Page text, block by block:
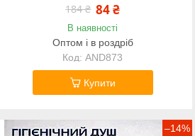
184 ₴ 84 ₴
В наявності
Оптом і в роздріб
AND873
Купити
–14%